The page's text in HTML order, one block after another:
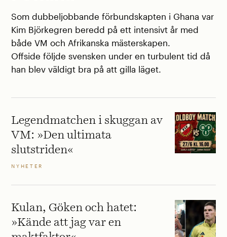
Som dubbeljobbande förbundskapten i Ghana var
Kim Björkegren beredd på ett intensivt år med
både VM och Afrikanska mästerskapen.
Offside följde svensken under en turbulent tid då
han blev väldigt bra på att gilla läget.
Legendmatchen i skuggan av
VM: »Den ultimata
slutstriden«
NYHETER
Kulan, Göken och hatet:
»Kände att jag var en